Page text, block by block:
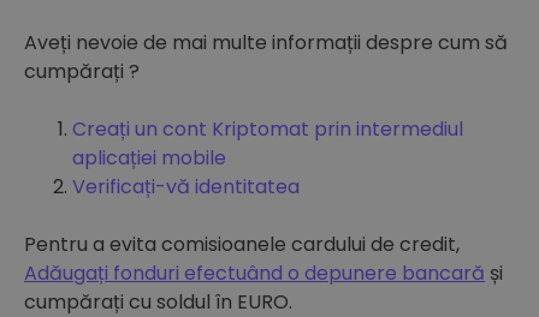
Aveți nevoie de mai multe informații despre cum să
cumpărați ?
Creați un cont Kriptomat prin intermediul
aplicației mobile
Verificați-vă identitatea
Pentru a evita comisioanele cardului de credit,
Adăugați fonduri efectuând o depunere bancară și
cumpărați cu soldul în EURO.